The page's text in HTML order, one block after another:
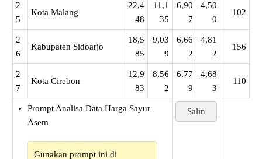
2
5
Kota Malang
22,4
48
11,1
35
6,90
7
4,50
0
102
2
6
Kabupaten Sidoarjo
18,5
85
9,03
9
6,66
2
4,81
2
156
2
7
Kota Cirebon
12,9
83
8,56
2
6,77
9
4,68
3
110
Prompt Analisa Data Harga Sayur
Asem
Gunakan prompt ini di
Salin